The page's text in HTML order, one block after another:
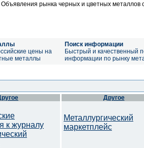
Объявления рынка черных и цветных металлов
цены на
металлы
Поиск информации
Быстрый и качественный
информации по рынку
к журналу
Другое
Металлургический
маркетплейс